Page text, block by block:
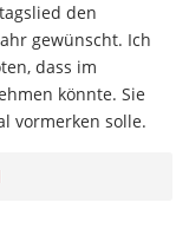
den
gewünscht. Ich
dass im
könnte. Sie
vormerken solle.